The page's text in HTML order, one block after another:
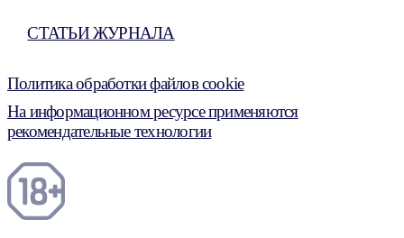
СТАТЬИ ЖУРНАЛА
Политика обработки файлов cookie
На информационном ресурсе применяются
рекомендательные технологии